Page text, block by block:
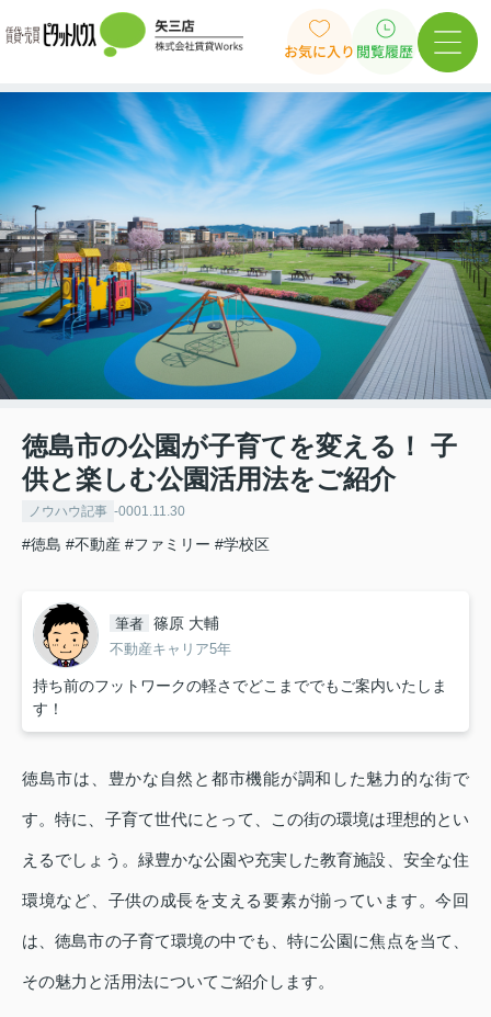
お気に入り 閲覧履歴
徳島市の公園が子育てを変える！ 子
供と楽しむ公園活用法をご紹介
ノウハウ記事 -0001.11.30
#徳島 #不動産 #ファミリー #学校区
筆者 篠原 大輔
不動産キャリア5年
持ち前のフットワークの軽さでどこまででもご案内いたしま
す！
徳島市は、豊かな自然と都市機能が調和した魅力的な街で
す。特に、子育て世代にとって、この街の環境は理想的とい
えるでしょう。緑豊かな公園や充実した教育施設、安全な住
環境など、子供の成長を支える要素が揃っています。今回
は、徳島市の子育て環境の中でも、特に公園に焦点を当て、
その魅力と活用法についてご紹介します。